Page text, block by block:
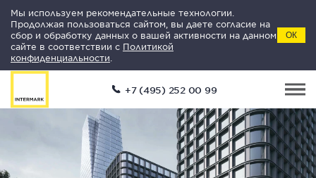
Мы используем рекомендательные технологии.
Продолжая пользоваться сайтом, вы даете согласие на
сбор и обработку данных о вашей активности на данном
сайте в соответствии с Политикой
конфиденциальности
ОК
+7 (495) 252 00 99